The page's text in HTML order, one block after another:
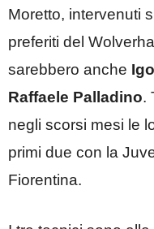
Moretto, intervenuti
preferiti del
sarebbero anche
Raffaele Palladino.
negli scorsi mesi le
primi due con la
Fiorentina.